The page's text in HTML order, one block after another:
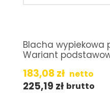
Blacha
Wariant
183,08zł netto
225,19 zł brutto